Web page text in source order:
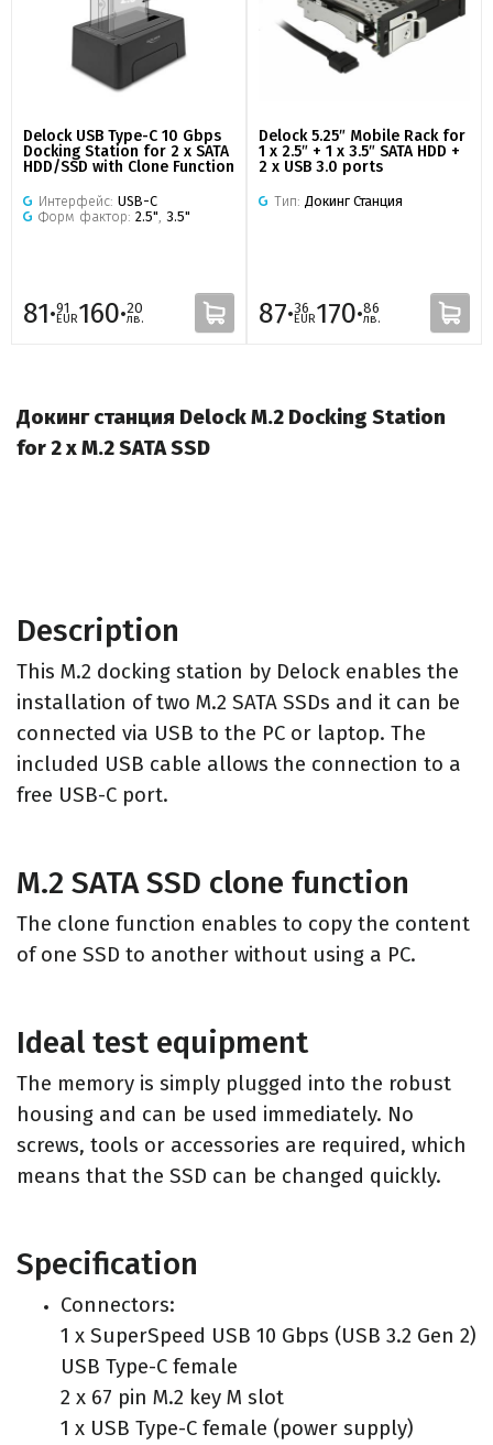
Delock USB Type-C 10 Gbps
Docking Station for 2 x SATA
HDD/SSD with Clone Function
Интерфейс: USB-C
Форм фактор: 2.5", 3.5"
81·91
EUR160·20
лв.
Delock 5.25″ Mobile Rack for
1 x 2.5″ + 1 x 3.5″ SATA HDD +
2 x USB 3.0 ports
Тип: Докинг Станция
87·36
EUR170·86
лв.
Докинг станция Delock M.2 Docking Station
for 2 x M.2 SATA SSD
Description
This M.2 docking station by Delock enables the
installation of two M.2 SATA SSDs and it can be
connected via USB to the PC or laptop. The
included USB cable allows the connection to a
free USB-C port.
M.2 SATA SSD clone function
The clone function enables to copy the content
of one SSD to another without using a PC.
Ideal test equipment
The memory is simply plugged into the robust
housing and can be used immediately. No
screws, tools or accessories are required, which
means that the SSD can be changed quickly.
Specification
Connectors:
1 x SuperSpeed USB 10 Gbps (USB 3.2 Gen 2)
USB Type-C female
2 x 67 pin M.2 key M slot
1 x USB Type-C female (power supply)